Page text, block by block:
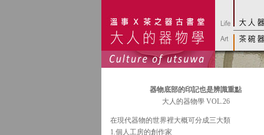
器物底部的印記也是辨識重點
大人的器物學 VOL.26
在現代器物的世界裡大概可分成三大類
1.個人工房的創作家